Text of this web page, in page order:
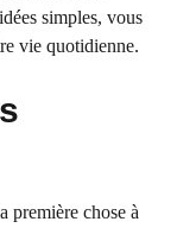
simples, vous
vie quotidienne.
première chose à